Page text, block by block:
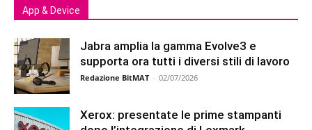
App & Device
Jabra amplia la gamma Evolve3 e
supporta ora tutti i diversi stili di lavoro
Redazione BitMAT - 02/07/2026
Xerox: presentate le prime stampanti